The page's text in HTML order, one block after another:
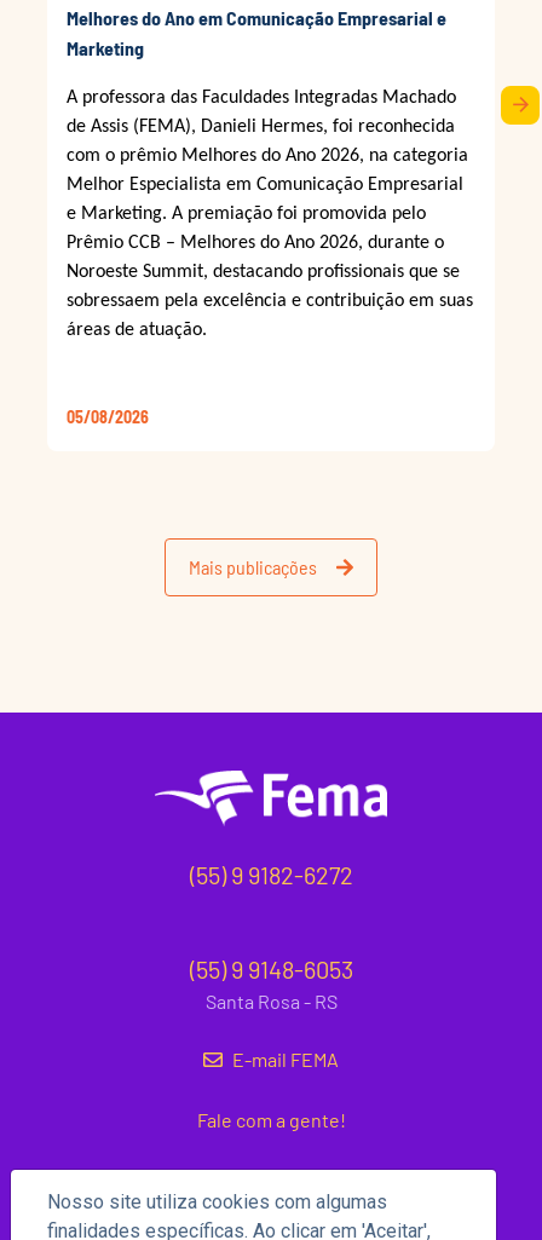
Nosso site utiliza cookies com algumas
finalidades específicas. Ao clicar em 'Aceitar',
Melhores do Ano em Comunicação Empresarial e
Marketing
A professora das Faculdades Integradas Machado
de Assis (FEMA), Danieli Hermes, foi reconhecida
com o prêmio Melhores do Ano 2026, na categoria
Melhor Especialista em Comunicação Empresarial
e Marketing. A premiação foi promovida pelo
Prêmio CCB – Melhores do Ano 2026, durante o
Noroeste Summit, destacando profissionais que se
sobressaem pela excelência e contribuição em suas
áreas de atuação.
05/08/2026
arrow_forward
Mais publicações
(55) 9 9182-6272
(55) 9 9148-6053
Santa Rosa - RS
E-mail FEMA
Fale com a gente!